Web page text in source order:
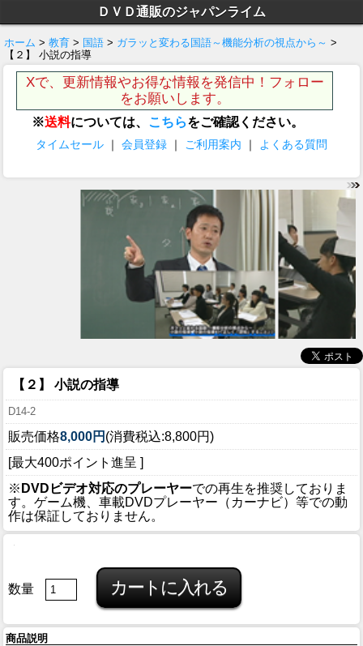
ＤＶＤ通販のジャパンライム
ホーム > 教育 > 国語 > ガラッと変わる国語～機能分析の視点から～ >
【２】 小説の指導
Xで、更新情報やお得な情報を発信中！フォロー
をお願いします。
※送料については、 こちらをご確認ください。
タイムセール ｜ 会員登録 ｜ ご利用案内 ｜ よくある質問
【２】 小説の指導
D14-2
販売価格8,000円 (消費税込:8,800円)
[最大400ポイント進呈 ]
※ DVDビデオ対応のプレーヤーでの再生を推奨しておりま
す。ゲーム機、車載DVDプレーヤー（カーナビ）等での動
作は保証しておりません。
数量
商品説明